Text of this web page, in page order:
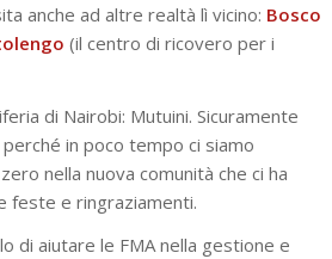
anche ad altre realtà lì vicino: Bosco
(il centro di ricovero per i
di Nairobi: Mutuini. Sicuramente
in poco tempo ci siamo
nella nuova comunità che ci ha
feste e ringraziamenti.
di aiutare le FMA nella gestione e